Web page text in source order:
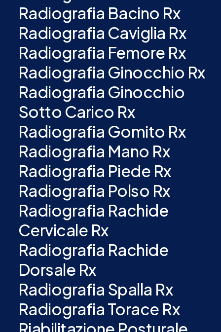
Radiografia Bacino Rx
Radiografia Caviglia Rx
Radiografia Femore Rx
Radiografia Ginocchio Rx
Radiografia Ginocchio
Sotto Carico Rx
Radiografia Gomito Rx
Radiografia Mano Rx
Radiografia Piede Rx
Radiografia Polso Rx
Radiografia Rachide
Cervicale Rx
Radiografia Rachide
Dorsale Rx
Radiografia Spalla Rx
Radiografia Torace Rx